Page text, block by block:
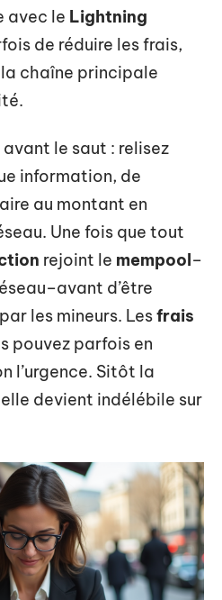
avec le Lightning
de réduire les frais,
la chaîne principale
le saut : relisez
information, de
au montant en
Une fois que tout
rejoint le mempool–
d’être
les mineurs. Lesfrais
pouvez parfois en
l’urgence. Sitôt la
devient indélébile sur